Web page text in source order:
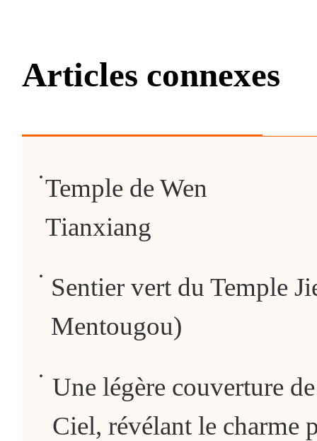
Articles connexes
Temple de Wen
Tianxiang
Sentier vert du Temple
Mentougou)
Une légère couverture
Ciel, révélant le charme